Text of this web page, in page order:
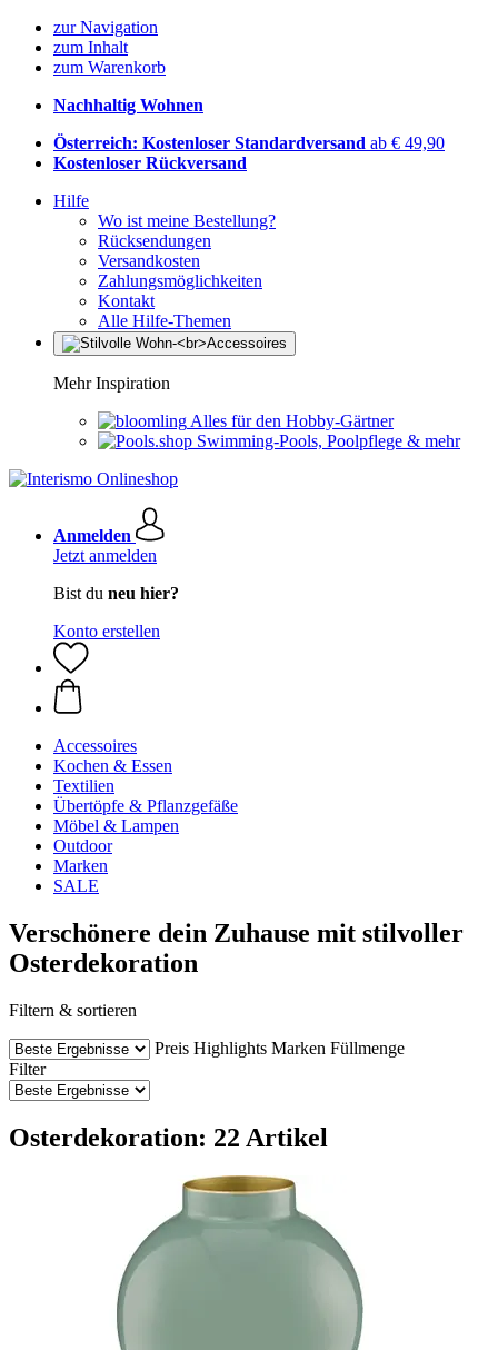
zur Navigation
zum Inhalt
zum Warenkorb
Nachhaltig Wohnen
Österreich: Kostenloser Standardversand ab € 49,90
Kostenloser Rückversand
Hilfe
Wo ist meine Bestellung?
Rücksendungen
Versandkosten
Zahlungsmöglichkeiten
Kontakt
Alle Hilfe-Themen
Mehr Inspiration
Alles für den Hobby-Gärtner
Swimming-Pools, Poolpflege & mehr
Anmelden
Jetzt anmelden
Bist du neu hier?
Konto erstellen
Accessoires
Kochen & Essen
Textilien
Übertöpfe & Pflanzgefäße
Möbel & Lampen
Outdoor
Marken
SALE
Verschönere dein Zuhause mit stilvoller
Osterdekoration
Filtern & sortieren
Preis Highlights Marken Füllmenge
Filter
Osterdekoration: 22 Artikel